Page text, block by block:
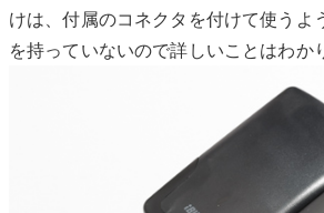
けは、付属のコネクタを付けて使うよ
を持っていないので詳しいことはわか